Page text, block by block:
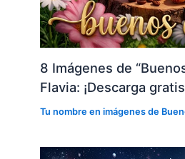
8 Imágenes de
Flavia: ¡Descarga
Tu nombre en imágenes de